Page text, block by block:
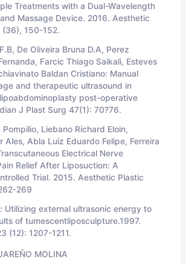
Treatments with a Dual-Wavelength
Massage Device. 2016. Aesthetic
(36), 150-152.
De Oliveira Bruna D.A, Perez
Farcic Thiago Saikali, Esteves
Baldan Cristiano: Manual
and therapeutic ultrasound in
post-operative
J Plast Surg 47(1): 70?76.
Pompilio, Liebano Richard Eloin,
Ales, Abla Luiz Eduardo Felipe, Ferreira
Electrical Nerve
Relief After Liposuction: A
Trial. 2015. Aesthetic Plastic
269
Utilizing external ultrasonic energy to
of tumescentliposculpture.1997.
(12): 1207-1211.
MOLINA